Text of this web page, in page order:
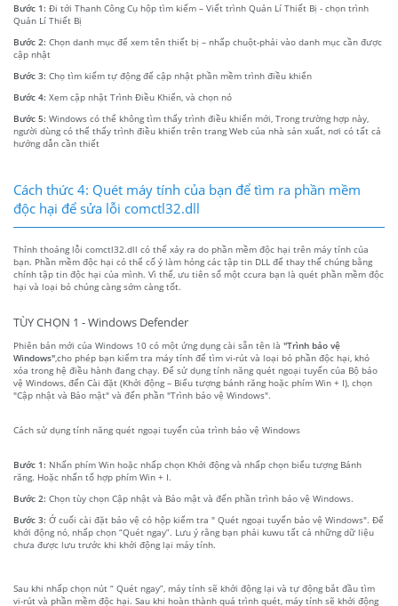
Bước 1: Đi tới Thanh Công Cụ hộp tìm kiếm – Viết trình Quản Lí Thiết Bị - chọn trình
Quản Lí Thiết Bị
Bước 2: Chọn danh mục để xem tên thiết bị – nhấp chuột-phải vào danh mục cần được
cập nhật
Bước 3: Chọ tìm kiếm tự động để cập nhật phần mềm trình điều khiển
Bước 4: Xem cập nhật Trình Điều Khiển, và chọn nó
Bước 5: Windows có thể không tìm thấy trình điều khiển mới, Trong trường hợp này,
người dùng có thể thấy trình điều khiển trên trang Web của nhà sản xuất, nơi có tất cả
hướng dẫn cần thiết
Cách thức 4: Quét máy tính của bạn để tìm ra phần mềm
độc hại để sửa lỗi comctl32.dll
Thỉnh thoảng lỗi comctl32.dll có thể xảy ra do phần mềm độc hại trên máy tính của
bạn. Phần mềm độc hại có thể cố ý làm hỏng các tập tin DLL để thay thế chúng bằng
chính tập tin độc hại của mình. Vì thế, ưu tiên số một ccura bạn là quét phần mềm độc
hại và loại bỏ chúng càng sớm càng tốt.
TÙY CHỌN 1 - Windows Defender
Phiên bản mới của Windows 10 có một ứng dụng cài sẵn tên là "Trình bảo vệ
Windows",cho phép bạn kiểm tra máy tính để tìm vi-rút và loại bỏ phần độc hại, khó
xóa trong hệ điều hành đang chạy. Để sử dụng tính năng quét ngoại tuyến của Bộ bảo
vệ Windows, đến Cài đặt (Khởi động – Biểu tượng bánh răng hoặc phím Win + I), chọn
"Cập nhật và Bảo mật" và đến phần "Trình bảo vệ Windows".
Cách sử dụng tính năng quét ngoại tuyến của trình bảo vệ Windows
Bước 1: Nhấn phím Win hoặc nhấp chọn Khởi động và nhấp chọn biểu tượng Bánh
răng. Hoặc nhấn tổ hợp phím Win + I.
Bước 2: Chọn tùy chọn Cập nhật và Bảo mật và đến phần trình bảo vệ Windows.
Bước 3: Ở cuối cài đặt bảo vệ có hộp kiểm tra " Quét ngoại tuyến bảo vệ Windows". Để
khởi động nó, nhấp chọn “Quét ngay”. Lưu ý rằng bạn phải kuwu tất cả những dữ liệu
chưa được lưu trước khi khởi động lại máy tính.
Sau khi nhấp chọn nút “ Quét ngay”, máy tính sẽ khởi động lại và tự động bắt đầu tìm
vi-rút và phần mềm độc hại. Sau khi hoàn thành quá trình quét, máy tính sẽ khởi động